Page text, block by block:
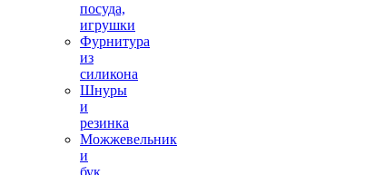
посуда,
игрушки
Фурнитура
из
силикона
Шнуры
и
резинка
Можжевельник
и
бук